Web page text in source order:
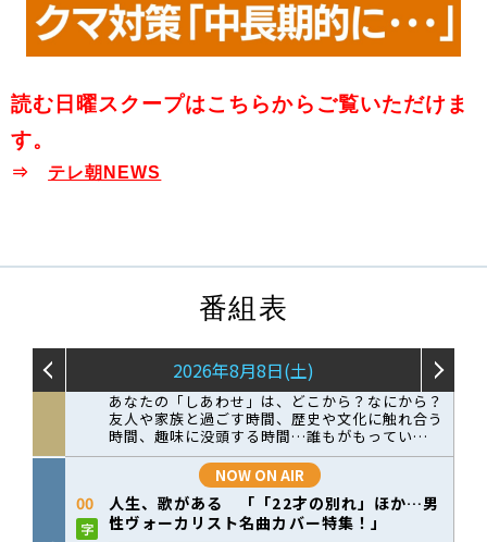
読む日曜スクープはこちらからご覧いただけま
す。
⇒ テレ朝NEWS
番組表